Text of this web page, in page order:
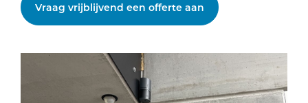
Vraag vrijblijvend een offerte aan